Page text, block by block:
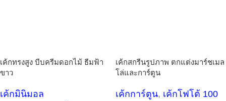
เค้กทรงสูง บีบครีมดอกไม้ ธีมฟ้า
ขาว
เค้กมินิมอล
เค้กสกรีนรูปภาพ ตกแต่งมาร์ชเมล
โล่และการ์ตูน
เค้กการ์ตูน, เค้กโฟโต้ 100